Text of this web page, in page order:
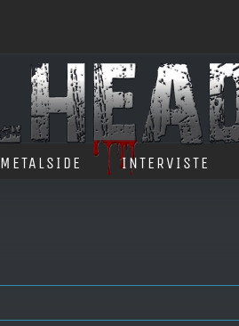
METALSIDE INTERVISTE